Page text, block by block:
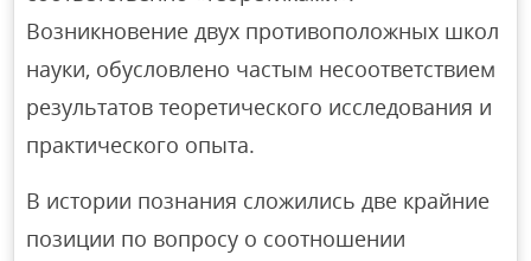
Возникновение двух противоположных школ
науки, обусловлено частым несоответствием
результатов теоретического исследования и
практического опыта.
В истории познания сложились две крайние
позиции по вопросу о соотношении